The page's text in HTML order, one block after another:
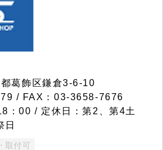
葛飾区鎌倉3-6-10
/ FAX：03-3658-7676
：00 / 定休日：第2、第4土
日
取付可